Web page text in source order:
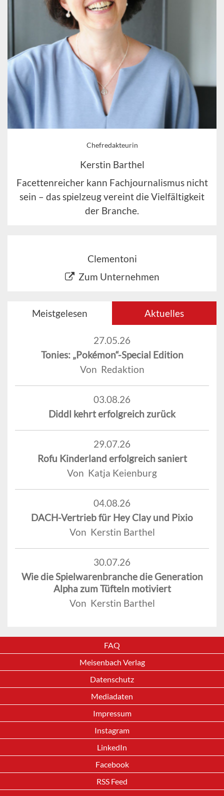
Chefredakteurin
Kerstin Barthel
Facettenreicher kann Fachjournalismus nicht
sein – das spielzeug vereint die Vielfältigkeit
der Branche.
Clementoni
Zum Unternehmen
Meistgelesen Aktuelles
27.05.26
Tonies: „Pokémon“-Special Edition
Von Redaktion
03.08.26
Diddl kehrt erfolgreich zurück
29.07.26
Rofu Kinderland erfolgreich saniert
Von Katja Keienburg
04.08.26
DACH-Vertrieb für Hey Clay und Pixio
Von Kerstin Barthel
30.07.26
Wie die Spielwarenbranche die Generation
Alpha zum Tüfteln motiviert
Von Kerstin Barthel
FAQ
Meisenbach Verlag
Datenschutz
Mediadaten
Impressum
Instagram
LinkedIn
Facebook
RSS Feed